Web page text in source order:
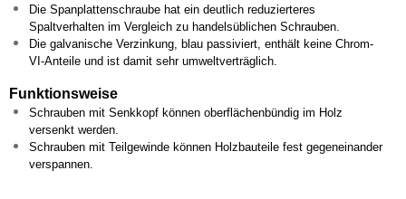
Die Spanplattenschraube hat ein deutlich reduzierteres
Spaltverhalten im Vergleich zu handelsüblichen Schrauben.
Die galvanische Verzinkung, blau passiviert, enthält keine Chrom-
VI-Anteile und ist damit sehr umweltverträglich.
Funktionsweise
Schrauben mit Senkkopf können oberflächenbündig im Holz
versenkt werden.
Schrauben mit Teilgewinde können Holzbauteile fest gegeneinander
verspannen.